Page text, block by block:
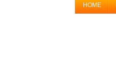
HOME